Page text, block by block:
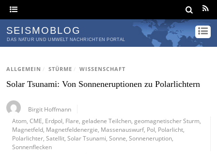
SEISMOBLOG
DAS NATUR UND UMWELT NACHRICHTEN PORTAL
ALLGEMEIN / STÜRME / WISSENSCHAFT
Solar Tsunami: Von Sonneneruptionen zu Polarlichtern
Birgit Hoffmann
Atom ,CME Erdpol Flare geladene Teilchen geomagnetischer Sturm
Magnetfeld Magnetfeldenergie Massenauswurf, Pol Polarlicht
Polarlichter ,Satellit ,Solar Tsunami ,Sonne ,Sonneneruption
Sonnenflecken